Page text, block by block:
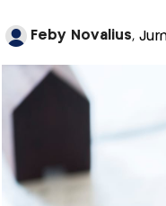
Feby Novalius,